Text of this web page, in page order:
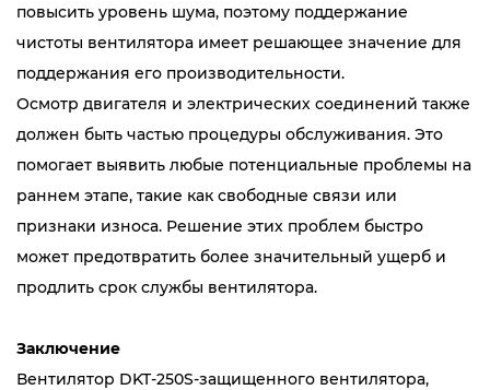
повысить уровень шума, поэтому поддержание
чистоты вентилятора имеет решающее значение для
поддержания его производительности.
Осмотр двигателя и электрических соединений также
должен быть частью процедуры обслуживания. Это
помогает выявить любые потенциальные проблемы на
раннем этапе, такие как свободные связи или
признаки износа. Решение этих проблем быстро
может предотвратить более значительный ущерб и
продлить срок службы вентилятора.
Заключение
Вентилятор DKT-250S-защищенного вентилятора,